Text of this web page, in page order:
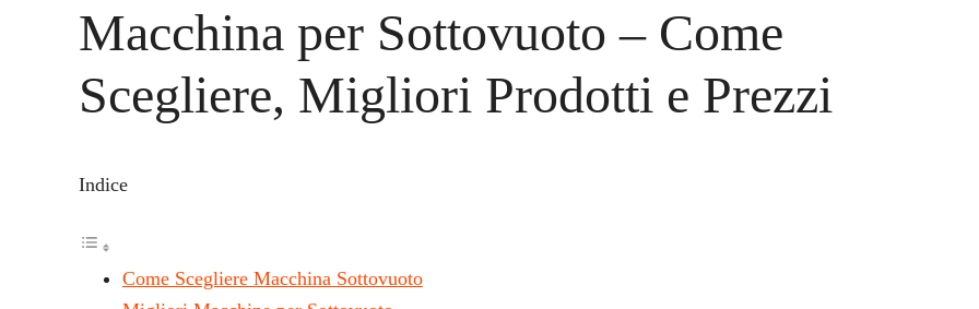
Macchina per Sottovuoto – Come
Scegliere, Migliori Prodotti e Prezzi
Indice
Come Scegliere Macchina Sottovuoto